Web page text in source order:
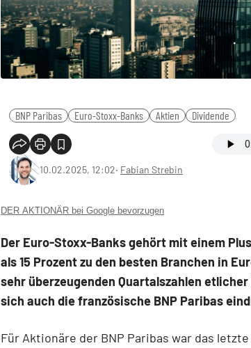
BNP Paribas Euro-Stoxx-Banks Aktien Dividende
10.02.2025, 12:02‧ Fabian Strebin
DER AKTIONÄR bei Google bevorzugen
Der Euro-Stoxx-Banks gehört mit einem
als 15 Prozent zu den besten Branchen in
sehr überzeugenden Quartalszahlen
sich auch die französische BNP Paribas
Für Aktionäre der BNP Paribas war das